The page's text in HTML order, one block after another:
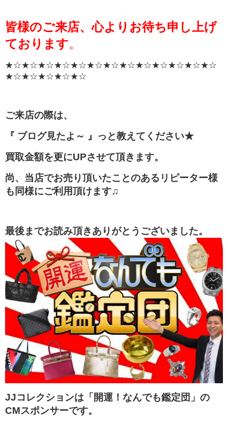
皆様のご来店、心よりお待ち申し上げ
ております。
★☆★☆★☆★☆★☆★☆★☆★☆★☆★☆★☆★☆★☆
★☆★☆★☆★☆★☆
ご来店の際は、
『 ブログ見たよ～ 』っと教えてください★
買取金額を更にUPさせて頂きます。
尚、当店でお売り頂いたことのあるリピーター様
も同様にご利用頂けます♫
最後までお読み頂きありがとうございました。
JJコレクションは「開運！なんでも鑑定団」の
CMスポンサーです。